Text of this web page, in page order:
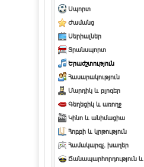
Սպորտ
Ժամանց
Սերիալներ
Տրանսպորտ
Երաժշտություն
Հասարակություն
Մարդիկ և բլոգեր
Գեղեցիկ և առողջ
Կինո և անիմացիա
Հոբբի և կրթություն
Համակարգչ. խաղեր
Ճանապարհորդություն և